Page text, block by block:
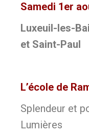
Samedi 1er
Luxeuil-les-
et Saint-Paul
L’école de
Splendeur et
Lumières